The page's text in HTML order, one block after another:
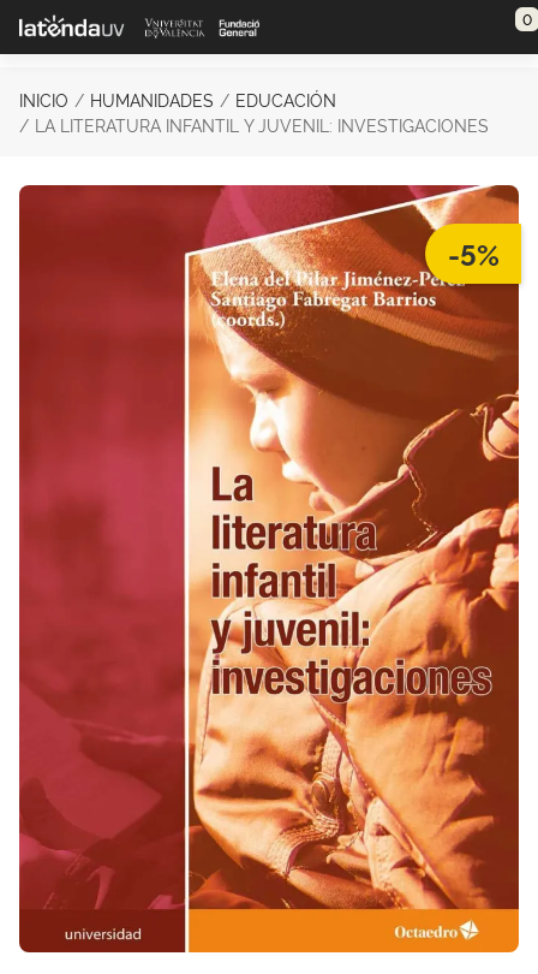
Saltar al contenido principal 0
INICIO HUMANIDADES
EDUCACIÓN
LA LITERATURA INFANTIL Y JUVENIL: INVESTIGACIONES
-5%